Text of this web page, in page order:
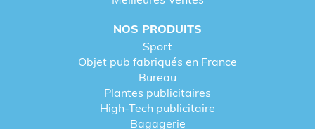
NOS PRODUITS
Sport
Objet pub fabriqués en France
Bureau
Plantes publicitaires
High-Tech publicitaire
Bagagerie